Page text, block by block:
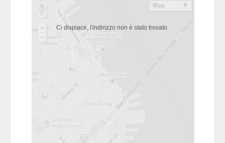
Ci dispiace, l'indirizzo non è stato trovato.